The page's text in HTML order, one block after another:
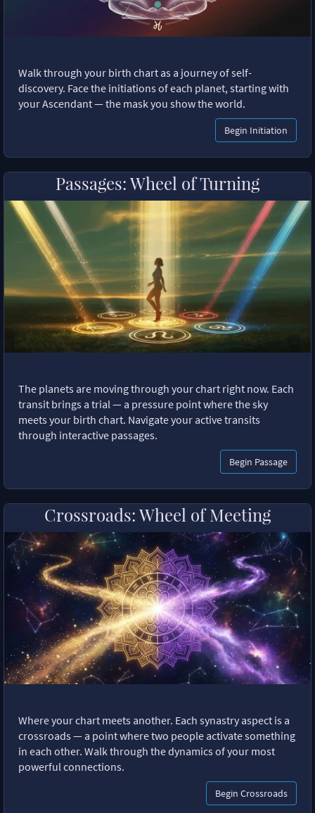
Walk through your birth chart as a journey of self-
discovery. Face the initiations of each planet, starting with
your Ascendant — the mask you show the world.
Begin Initiation
Passages: Wheel of Turning
The planets are moving through your chart right now. Each
transit brings a trial — a pressure point where the sky
meets your birth chart. Navigate your active transits
through interactive passages.
Begin Passage
Crossroads: Wheel of Meeting
Where your chart meets another. Each synastry aspect is a
crossroads — a point where two people activate something
in each other. Walk through the dynamics of your most
powerful connections.
Begin Crossroads